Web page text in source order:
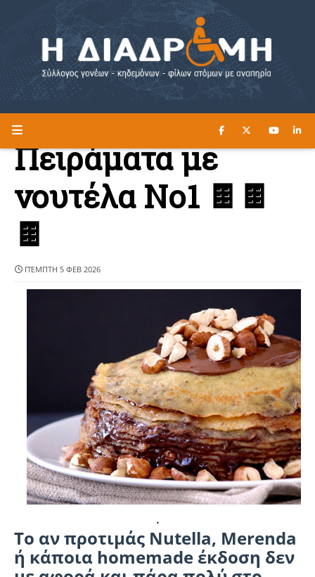
Η ΔΙΑΔΡΟΜΗ ΔΙΑΒΑΣΤΕ ΕΔΩ ►
Πειράματα με
νουτέλα Νο1 🍫🍫
🍫
ΠΈΜΠΤΗ 5 ΦΕΒ 2026
.
Το αν προτιμάς Nutella, Merenda
ή κάποια homemade έκδοση δεν